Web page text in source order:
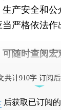
产安全和
严格依法作
可随时查阅
共计910字 订阅
后获取已订阅